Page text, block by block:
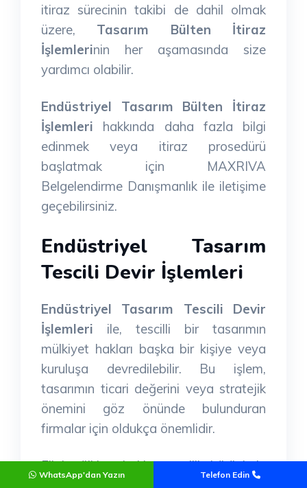
itiraz sürecinin takibi de dahil olmak
üzere, Tasarım Bülten İtiraz
İşlemlerinin her aşamasında size
yardımcı olabilir.
Endüstriyel Tasarım Bülten İtiraz
İşlemleri hakkında daha fazla bilgi
edinmek veya itiraz prosedürü
başlatmak için MAXRIVA
Belgelendirme Danışmanlık ile iletişime
geçebilirsiniz.
Endüstriyel Tasarım
Tescili Devir İşlemleri
Endüstriyel Tasarım Tescili Devir
İşlemleri ile, tescilli bir tasarımın
mülkiyet hakları başka bir kişiye veya
kuruluşa devredilebilir. Bu işlem,
tasarımın ticari değerini veya stratejik
önemini göz önünde bulunduran
firmalar için oldukça önemlidir.
Fikri mülkiyet hakları, yenilikçi ürünlerin
WhatsApp'dan Yazın Telefon Edin